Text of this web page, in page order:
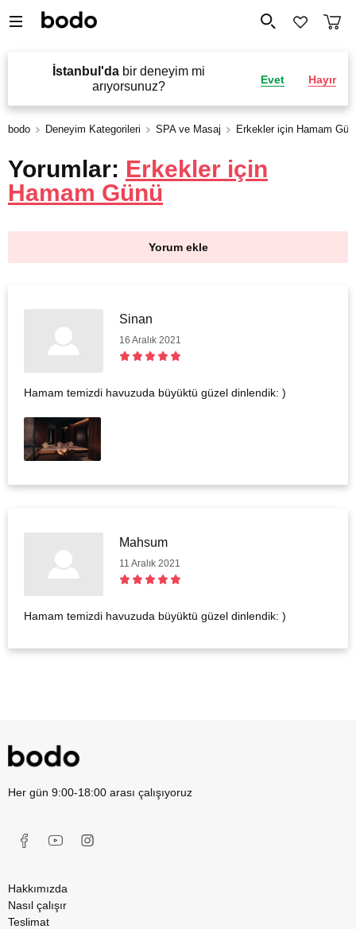
İstanbul'dabir deneyim mi
arıyorsunuz?
Evet Hayır
bodo Deneyim Kategorileri SPA ve Masaj Erkekler için Hamam
Yorumlar: Erkekler için
Hamam Günü
Yorum ekle
Sinan
16 Aralık 2021
Hamam temizdi havuzuda büyüktü güzel dinlendik: )
Mahsum
11 Aralık 2021
Hamam temizdi havuzuda büyüktü güzel dinlendik: )
Her gün 9:00-18:00 arası çalışıyoruz
Hakkımızda
Nasıl çalışır
Teslimat